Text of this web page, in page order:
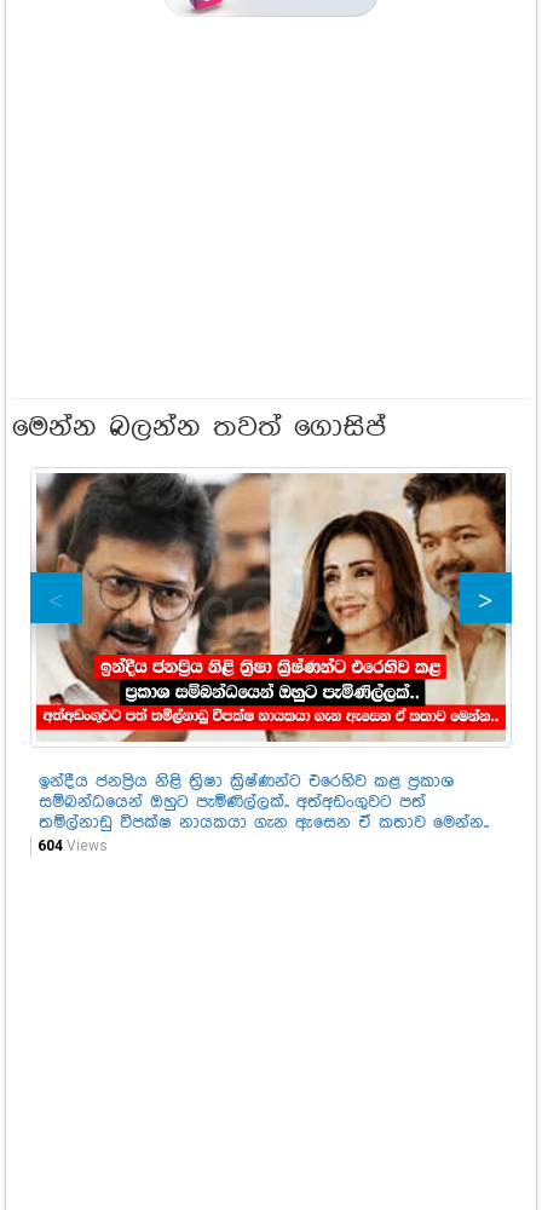
මෙන්න බලන්න තවත් ගොසිප්
ඉන්දීය ජනප්‍රිය නිළි ත්‍රිෂා ක්‍රිෂ්ණන්ට එරෙහිව කළ ප්‍රකාශ
සම්බන්ධයෙන් ඔහුට පැමිණිල්ලක්.. අත්අඩංගුවට පත්
තමිල්නාඩු විපක්ෂ නායකයා ගැන ඇසෙන ඒ කතාව මෙන්න..
604 Views